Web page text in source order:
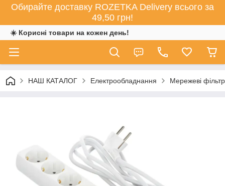
Обирайте доставку ROZETKA Delivery всього за
49,50 грн!
☀️ Корисні товари на кожен день!
НАШ КАТАЛОГ Електрообладнання Мережеві